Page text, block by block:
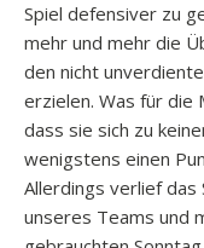
Spiel defensiver zu
mehr und mehr die
den nicht
erzielen. Was für die
dass sie sich zu
wenigstens einen
Allerdings verlief das
unseres Teams und